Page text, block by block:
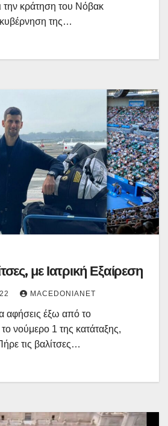
την κράτηση του Νόβακ
της…
με Ιατρική Εξαίρεση
MACEDONIANET
αφήσεις έξω από το
νούμερο 1 της κατάταξης,
τις βαλίτσες…